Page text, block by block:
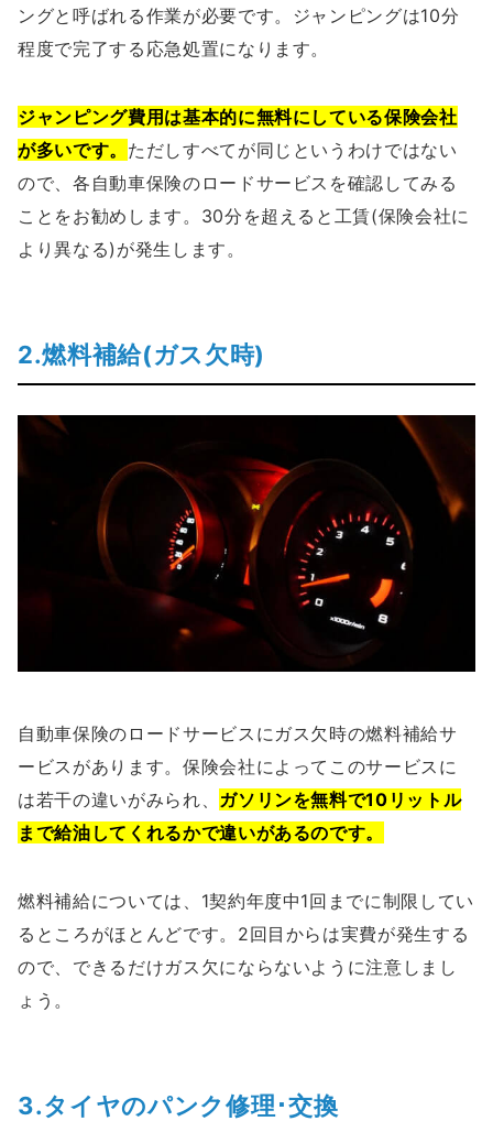
ングと呼ばれる作業が必要です。ジャンピングは10分
程度で完了する応急処置になります。
ジャンピング費用は基本的に無料にしている保険会社
が多いです。 ただしすべてが同じというわけではない
ので、各自動車保険のロードサービスを確認してみる
ことをお勧めします。30分を超えると工賃(保険会社に
より異なる)が発生します。
2.燃料補給(ガス欠時)
自動車保険のロードサービスにガス欠時の燃料補給サ
ービスがあります。保険会社によってこのサービスに
は若干の違いがみられ、 ガソリンを無料で10リットル
まで給油してくれるかで違いがあるのです。
燃料補給については、1契約年度中1回までに制限してい
るところがほとんどです。2回目からは実費が発生する
ので、できるだけガス欠にならないように注意しまし
ょう。
3.タイヤのパンク修理･交換